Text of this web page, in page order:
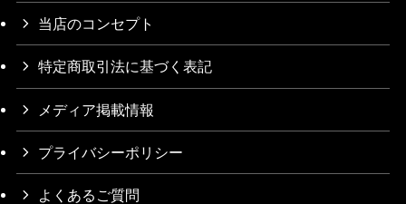
当店のコンセプト
特定商取引法に基づく表記
メディア掲載情報
プライバシーポリシー
よくあるご質問